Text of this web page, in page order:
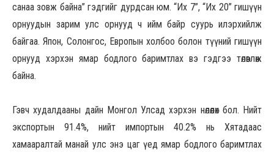
санаа зовж байна” гэдгийг дурдсан юм. “Их 7”, “Их 20” гишүүн
орнуудын зарим улс орнууд ч ийм байр суурь илэрхийлж
байгаа. Япон, Солонгос, Европын холбоо болон түүний гишүүн
орнууд хэрхэн ямар бодлого баримтлах вэ гэдгээ төлөвлөж
байна.
Гэвч худалдааны дайн Монгол Улсад хэрхэн нөлөөлөх бол. Нийт
экспортын 91.4%, нийт импортын 40.2% нь Хятадаас
хамааралтай манай улс энэ цаг үед ямар бодлого баримтлах